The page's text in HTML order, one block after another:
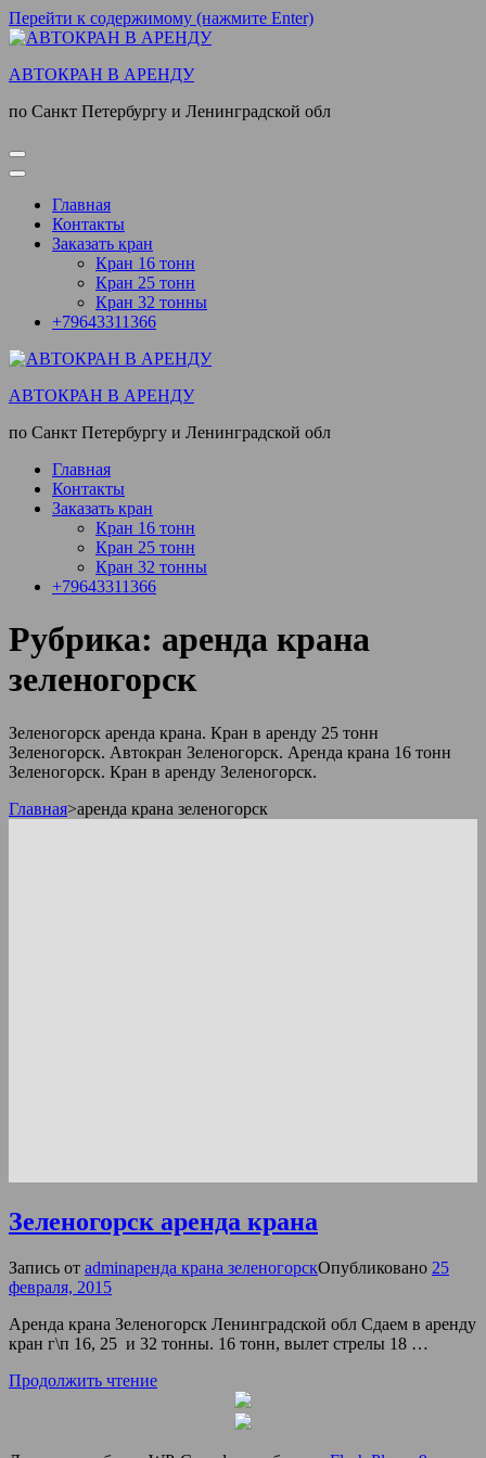
Перейти к содержимому (нажмите Enter)
АВТОКРАН В АРЕНДУ
по Санкт Петербургу и Ленинградской обл
Главная
Контакты
Заказать кран
Кран 16 тонн
Кран 25 тонн
Кран 32 тонны
+79643311366
АВТОКРАН В АРЕНДУ
по Санкт Петербургу и Ленинградской обл
Главная
Контакты
Заказать кран
Кран 16 тонн
Кран 25 тонн
Кран 32 тонны
+79643311366
Рубрика: аренда крана
зеленогорск
Зеленогорск аренда крана. Кран в аренду 25 тонн
Зеленогорск. Автокран Зеленогорск. Аренда крана 16 тонн
Зеленогорск. Кран в аренду Зеленогорск.
Главная>аренда крана зеленогорск
Зеленогорск аренда крана
Запись от adminаренда крана зеленогорскОпубликовано 25
февраля, 2015
Аренда крана Зеленогорск Ленинградской обл Сдаем в аренду
кран г\п 16, 25 и 32 тонны. 16 тонн, вылет стрелы 18 …
Продолжить чтение